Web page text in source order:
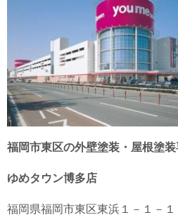
福岡市東区の外壁塗装・屋根塗
ゆめタウン博多店
福岡県福岡市東区東浜１－１－